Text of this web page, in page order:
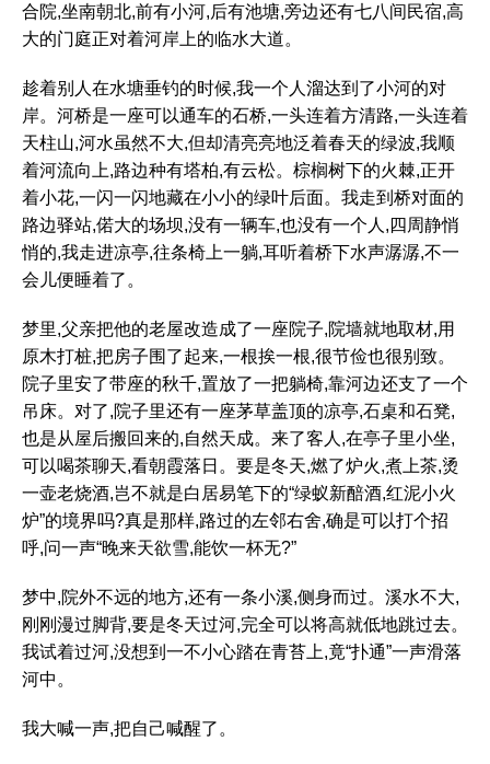
合院,坐南朝北,前有小河,后有池塘,旁边还有七八间民宿,高
大的门庭正对着河岸上的临水大道。
趁着别人在水塘垂钓的时候,我一个人溜达到了小河的对
岸。河桥是一座可以通车的石桥,一头连着方清路,一头连着
天柱山,河水虽然不大,但却清亮亮地泛着春天的绿波,我顺
着河流向上,路边种有塔柏,有云松。棕榈树下的火棘,正开
着小花,一闪一闪地藏在小小的绿叶后面。我走到桥对面的
路边驿站,偌大的场坝,没有一辆车,也没有一个人,四周静悄
悄的,我走进凉亭,往条椅上一躺,耳听着桥下水声潺潺,不一
会儿便睡着了。
梦里,父亲把他的老屋改造成了一座院子,院墙就地取材,用
原木打桩,把房子围了起来,一根挨一根,很节俭也很别致。
院子里安了带座的秋千,置放了一把躺椅,靠河边还支了一个
吊床。对了,院子里还有一座茅草盖顶的凉亭,石桌和石凳,
也是从屋后搬回来的,自然天成。来了客人,在亭子里小坐,
可以喝茶聊天,看朝霞落日。要是冬天,燃了炉火,煮上茶,烫
一壶老烧酒,岂不就是白居易笔下的“绿蚁新醅酒,红泥小火
炉”的境界吗?真是那样,路过的左邻右舍,确是可以打个招
呼,问一声“晚来天欲雪,能饮一杯无?”
梦中,院外不远的地方,还有一条小溪,侧身而过。溪水不大,
刚刚漫过脚背,要是冬天过河,完全可以将高就低地跳过去。
我试着过河,没想到一不小心踏在青苔上,竟“扑通”一声滑落
河中。
我大喊一声,把自己喊醒了。